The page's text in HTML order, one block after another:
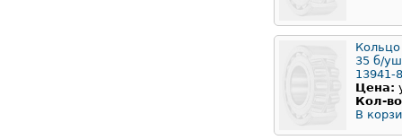
35 б/
13941-
Цена:
Кол-
В